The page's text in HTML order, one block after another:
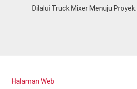
Dilalui Truck Mixer Menuju Proyek.
Halaman Web